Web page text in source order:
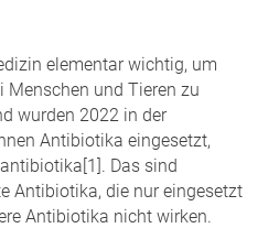
elementar wichtig, um
Menschen und Tieren zu
wurden 2022 in der
Antibiotika eingesetzt,
Das sind
Antibiotika, die nur eingesetzt
Antibiotika nicht wirken.